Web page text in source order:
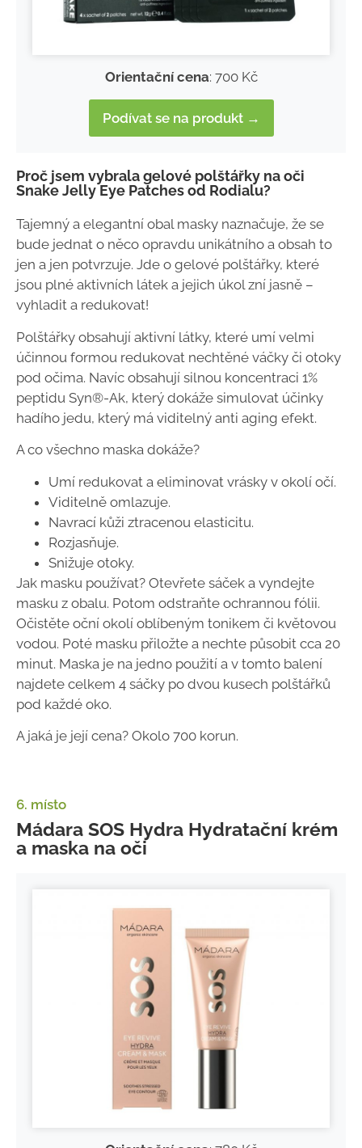
Orientační cena: 700 Kč
Podívat se na produkt →
Proč jsem vybrala gelové polštářky na oči
Snake Jelly Eye Patches od Rodialu?
Tajemný a elegantní obal masky naznačuje, že se
bude jednat o něco opravdu unikátního a obsah to
jen a jen potvrzuje. Jde o gelové polštářky, které
jsou plné aktivních látek a jejich úkol zní jasně –
vyhladit a redukovat!
Polštářky obsahují aktivní látky, které umí velmi
účinnou formou redukovat nechtěné váčky či otoky
pod očima. Navíc obsahují silnou koncentraci 1%
peptidu Syn®-Ak, který dokáže simulovat účinky
hadího jedu, který má viditelný anti aging efekt.
A co všechno maska dokáže?
Umí redukovat a eliminovat vrásky v okolí očí.
Viditelně omlazuje.
Navrací kůži ztracenou elasticitu.
Rozjasňuje.
Snižuje otoky.
Jak masku používat? Otevřete sáček a vyndejte
masku z obalu. Potom odstraňte ochrannou fólii.
Očistěte oční okolí oblíbeným tonikem či květovou
vodou. Poté masku přiložte a nechte působit cca 20
minut. Maska je na jedno použití a v tomto balení
najdete celkem 4 sáčky po dvou kusech polštářků
pod každé oko.
A jaká je její cena? Okolo 700 korun.
6. místo
Mádara SOS Hydra Hydratační krém
a maska na oči